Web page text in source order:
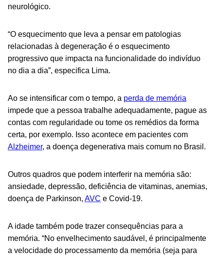
neurológico.
“O esquecimento que leva a pensar em patologias
relacionadas à degeneração é o esquecimento
progressivo que impacta na funcionalidade do indivíduo
no dia a dia”, especifica Lima.
Ao se intensificar com o tempo, a perda de memória
impede que a pessoa trabalhe adequadamente, pague as
contas com regularidade ou tome os remédios da forma
certa, por exemplo. Isso acontece em pacientes com
Alzheimer, a doença degenerativa mais comum no Brasil.
Outros quadros que podem interferir na memória são:
ansiedade, depressão, deficiência de vitaminas, anemias,
doença de Parkinson, AVC e Covid-19.
A idade também pode trazer consequências para a
memória. “No envelhecimento saudável, é principalmente
a velocidade do processamento da memória (seja para